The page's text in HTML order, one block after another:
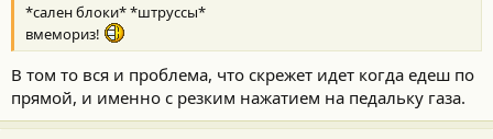
*сален блоки* *штруссы*
вмемориз!
В том то вся и проблема, что скрежет идет когда едеш по
прямой, и именно с резким нажатием на педальку газа.